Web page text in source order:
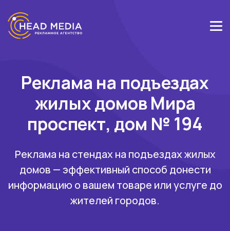
Реклама на подъездах
жилых домов Мира
проспект, дом № 194
Реклама на стендах на подъездах жилых
домов — эффективный способ донести
информацию о вашем товаре или услуге до
жителей городов.